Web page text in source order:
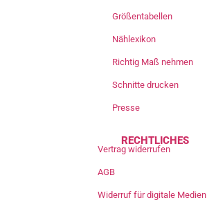
Größentabellen
Nählexikon
Richtig Maß nehmen
Schnitte drucken
Presse
RECHTLICHES
Vertrag widerrufen
AGB
Widerruf für digitale Medien